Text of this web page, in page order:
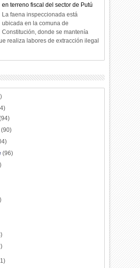
en terreno fiscal del sector de Putú
La faena inspeccionada está
ubicada en la comuna de
Constitución, donde se mantenía
realiza labores de extracción ilegal
(90)
(96)